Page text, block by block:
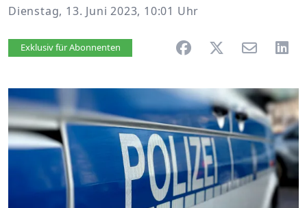
Dienstag, 13. Juni 2023, 10:01 Uhr
Artikel vorlesen
Exklusiv für Abonnenten